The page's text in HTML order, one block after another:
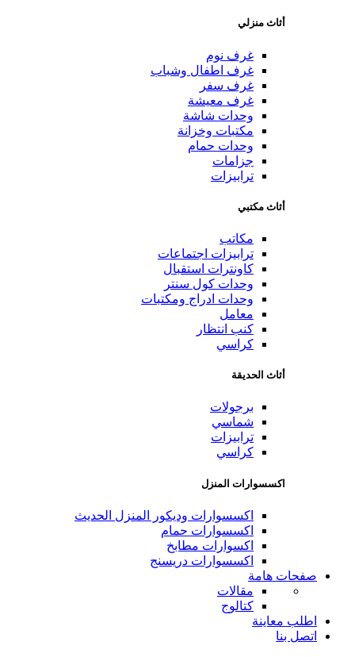
أثاث منزلي
غرف نوم
غرف اطفال وشباب
غرف سفر
غرف معيشة
وحدات شاشة
مكتبات وخزانة
وحدات حمام
جزامات
ترابيزات
أثاث مكتبي
مكاتب
ترابيزات اجتماعات
كاونترات استقبال
وحدات كول سنتر
وحدات ادراج ومكتبات
معامل
كنب انتظار
كراسي
أثاث الحديقة
برجولات
شماسي
ترابيزات
كراسي
اكسسوارات المنزل
اكسسوارات وديكور المنزل الحديث
اكسسوارات حمام
اكسوارات مطابخ
اكسسوارات دريسنج
صفحات هامة
مقالات
كتالوج
اطلب معاينة
اتصل بنا